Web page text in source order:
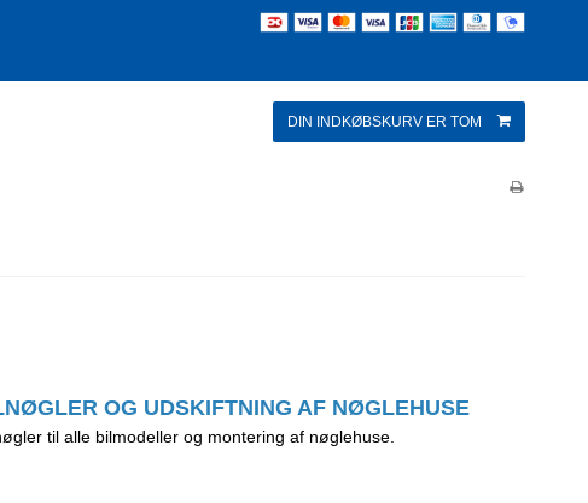
DIN INDKØBSKURV ER TOM
OG UDSKIFTNING AF NØGLEHUSE
til alle bilmodeller og montering af nøglehuse.